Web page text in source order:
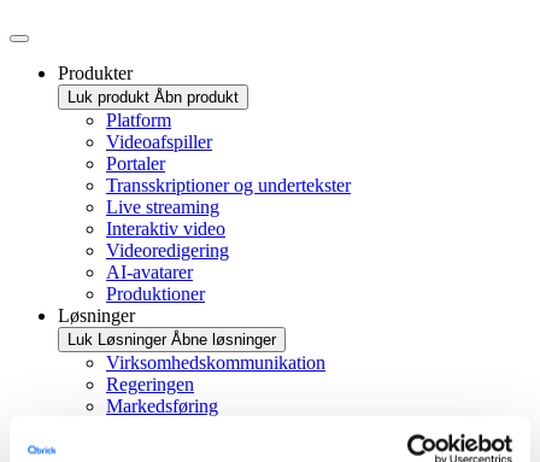
Produkter
Luk produkt Åbn produkt
Platform
Videoafspiller
Portaler
Transskriptioner og undertekster
Live streaming
Interaktiv video
Videoredigering
AI-avatarer
Produktioner
Løsninger
Luk Løsninger Åbne løsninger
Virksomhedskommunikation
Regeringen
Markedsføring